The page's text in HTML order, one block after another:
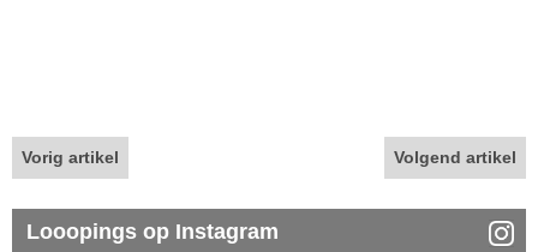
Vorig artikel Volgend artikel
Looopings op Instagram